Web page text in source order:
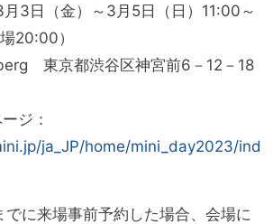
3日（金）～3月5日（日）11:00～
20:00）
東京都渋谷区神宮前6－12－18
ジ：
ja_JP/home/mini_day2023/ind
に来場事前予約した場合、会場に